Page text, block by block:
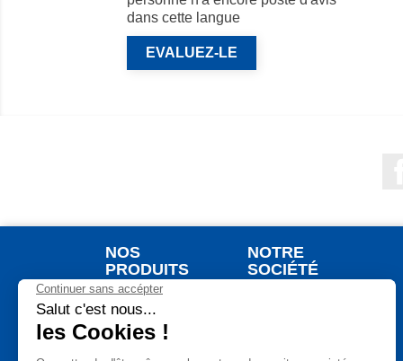
dans cette langue
EVALUEZ-LE
NOS
PRODUITS
Nouveaux produits
Meilleures ventes
Jardinage
NOTRE
SOCIÉTÉ